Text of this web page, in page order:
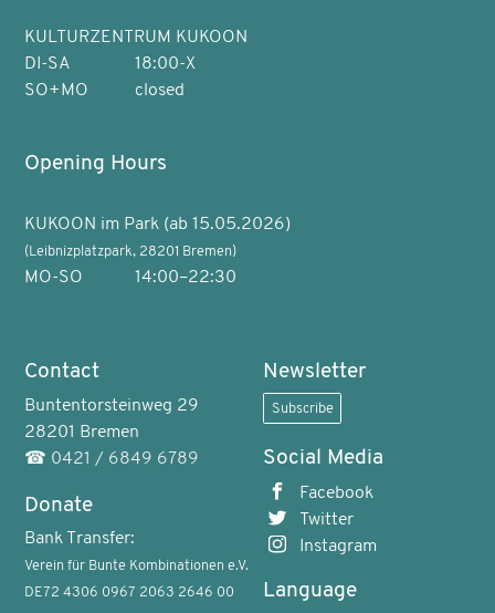
KULTURZENTRUM KUKOON
DI-SA
18:00-X
SO+MO
closed
Opening Hours
KUKOON im Park (ab 15.05.2026)
(Leibnizplatzpark, 28201 Bremen)
MO-SO 14:00–22:30
Contact
Buntentorsteinweg 29
28201 Bremen
☎ 0421 / 6849 6789
Donate
Bank Transfer:
Verein für Bunte Kombinationen e.V.
DE72 4306 0967 2063 2646 00
Newsletter
Subscribe
Social Media
Facebook
Twitter
Instagram
Language